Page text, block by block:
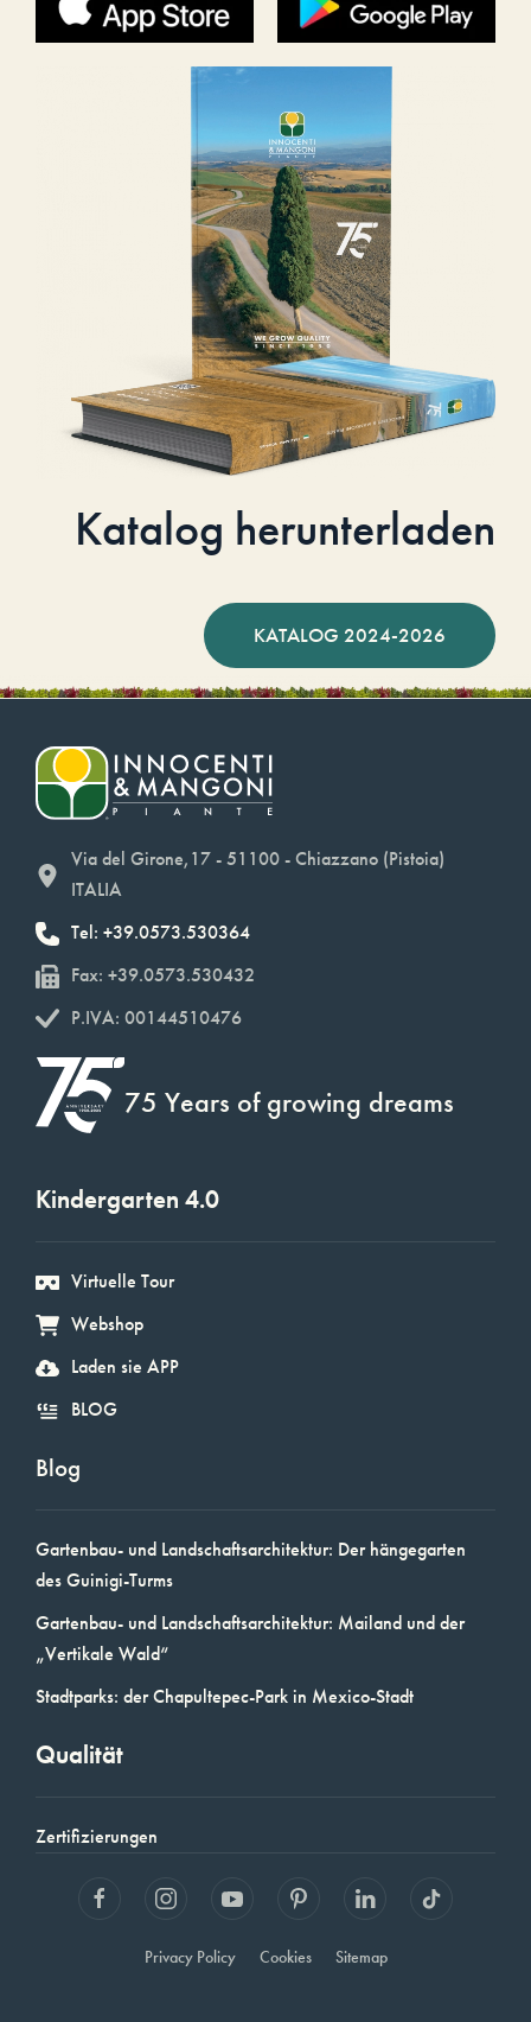
Katalog herunterladen
KATALOG 2024-2026
Via del Girone,17 - 51100 - Chiazzano (Pistoia)
ITALIA
Tel: +39.0573.530364
Fax: +39.0573.530432
P.IVA: 00144510476
75 Years of growing dreams
Kindergarten 4.0
Virtuelle Tour
Webshop
Laden sie APP
BLOG
Blog
Gartenbau- und Landschaftsarchitektur: Der hängegarten
des Guinigi-Turms
Gartenbau- und Landschaftsarchitektur: Mailand und der
„Vertikale Wald“
Stadtparks: der Chapultepec-Park in Mexico-Stadt
Qualität
Zertifizierungen
Privacy Policy Cookies Sitemap